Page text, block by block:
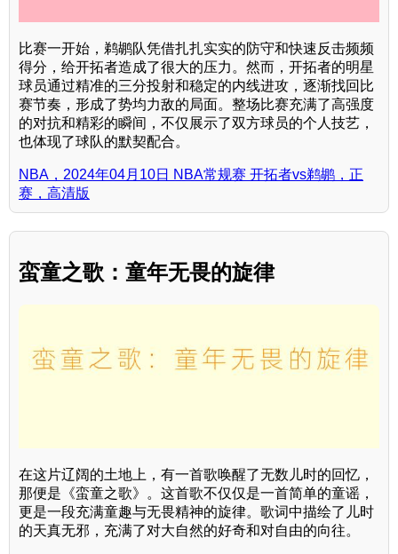
比赛一开始，鹈鹕队凭借扎扎实实的防守和快速反击频频
得分，给开拓者造成了很大的压力。然而，开拓者的明星
球员通过精准的三分投射和稳定的内线进攻，逐渐找回比
赛节奏，形成了势均力敌的局面。整场比赛充满了高强度
的对抗和精彩的瞬间，不仅展示了双方球员的个人技艺，
也体现了球队的默契配合。
NBA，2024年04月10日 NBA常规赛 开拓者vs鹈鹕，正
赛，高清版
蛮童之歌：童年无畏的旋律
在这片辽阔的土地上，有一首歌唤醒了无数儿时的回忆，
那便是《蛮童之歌》。这首歌不仅仅是一首简单的童谣，
更是一段充满童趣与无畏精神的旋律。歌词中描绘了儿时
的天真无邪，充满了对大自然的好奇和对自由的向往。